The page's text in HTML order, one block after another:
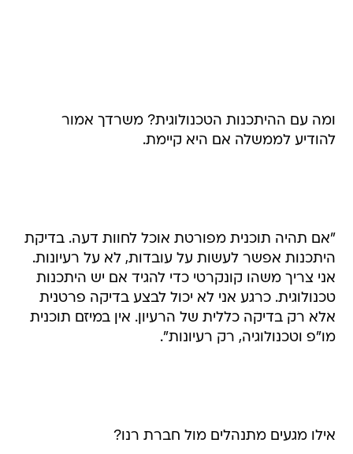
ומה עם ההיתכנות הטכנולוגית? משרדך אמור
להודיע לממשלה אם היא קיימת.
"אם תהיה תוכנית מפורטת אוכל לחוות דעה. בדיקת
היתכנות אפשר לעשות על עובדות, לא על רעיונות.
אני צריך משהו קונקרטי כדי להגיד אם יש היתכנות
טכנולוגית. כרגע אני לא יכול לבצע בדיקה פרטנית
אלא רק בדיקה כללית של הרעיון. אין במיזם תוכנית
מו"פ וטכנולוגיה, רק רעיונות".
אילו מגעים מתנהלים מול חברת רנו?